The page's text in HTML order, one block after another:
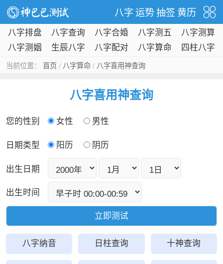
八字 运势 抽签 黄历
八字排盘 八字查询 八字合婚
八字测五
行
八字测算
八字测姻
生辰八字 八字配对 八字算命 四柱八字
当前位置： 首页 / 八字算命/ 八字喜用神查询
八字喜用神查询
您的性别 女性 男性
日期类型 阳历 阴历
出生日期
出生时间
八字纳音 日柱查询 十神查询